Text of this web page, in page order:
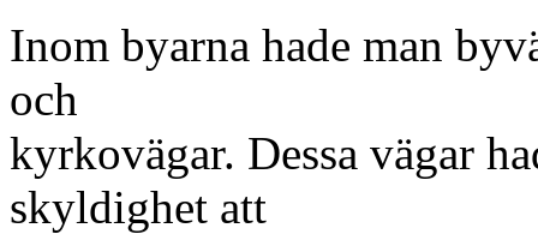
Inom byarna hade man
och
kyrkovägar. Dessa vägar
skyldighet att